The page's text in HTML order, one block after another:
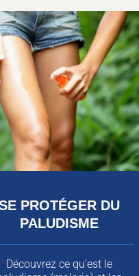
PROTÉGER DU
PALUDISME
Découvrez ce qu’est le